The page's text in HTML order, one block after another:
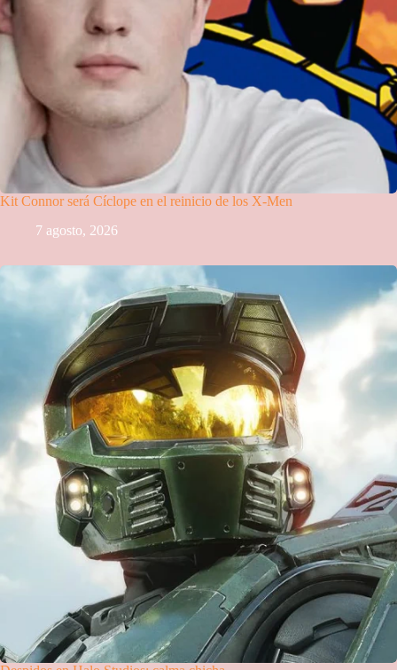
Kit Connor será Cíclope en el reinicio de los X-Men
7 agosto, 2026